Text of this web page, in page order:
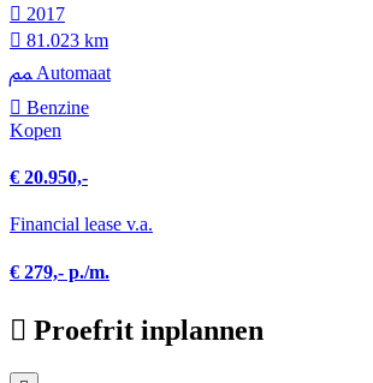
2017
81.023 km
Automaat
Benzine
Kopen
€ 20.950,-
Financial lease v.a.
€ 279,- p./m.
Proefrit inplannen